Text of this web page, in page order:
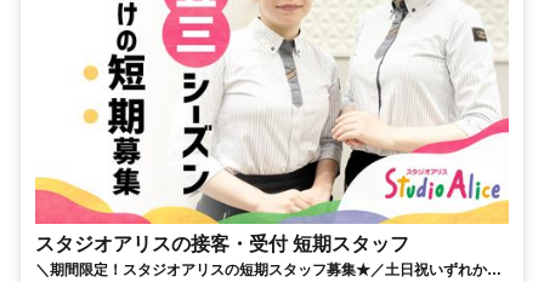
スタジオアリスの接客・受付 短期スタッフ
＼期間限定！スタジオアリスの短期スタッフ募集★／土日祝いずれかの